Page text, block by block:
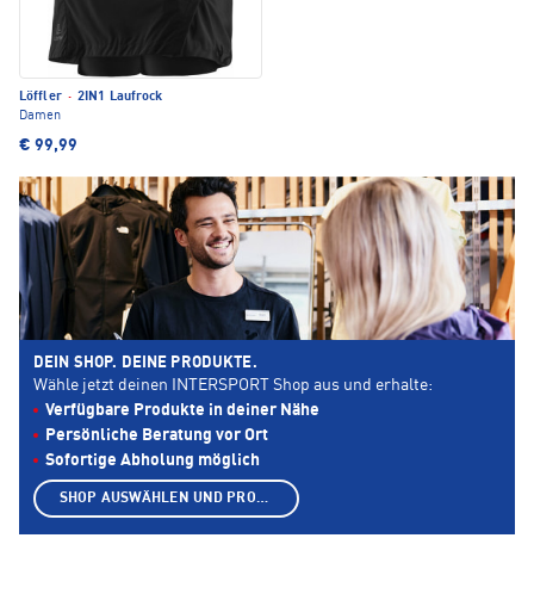
Löffler · 2IN1 Laufrock
Damen
€ 99,99
DEIN SHOP. DEINE PRODUKTE.
Wähle jetzt deinen INTERSPORT Shop aus und erhalte:
Verfügbare Produkte in deiner Nähe
Persönliche Beratung vor Ort
Sofortige Abholung möglich
SHOP AUSWÄHLEN UND PRODUKTE ANZEIGEN